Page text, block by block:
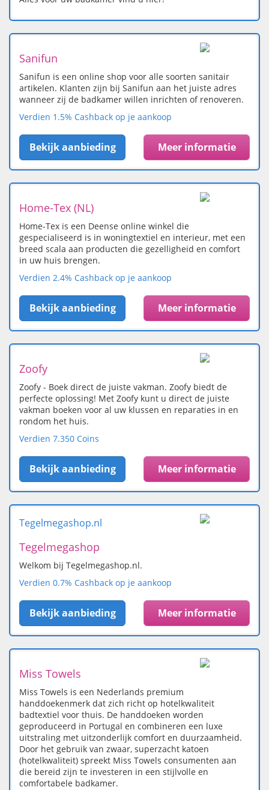
Sanifun
Sanifun is een online shop voor alle soorten sanitair
artikelen. Klanten zijn bij Sanifun aan het juiste adres
wanneer zij de badkamer willen inrichten of renoveren.
Verdien 1.5% Cashback op je aankoop
Bekijk aanbieding Meer informatie
Home-Tex (NL)
Home-Tex is een Deense online winkel die
gespecialiseerd is in woningtextiel en interieur, met een
breed scala aan producten die gezelligheid en comfort
in uw huis brengen.
Verdien 2.4% Cashback op je aankoop
Bekijk aanbieding Meer informatie
Zoofy
Zoofy - Boek direct de juiste vakman. Zoofy biedt de
perfecte oplossing! Met Zoofy kunt u direct de juiste
vakman boeken voor al uw klussen en reparaties in en
rondom het huis.
Verdien 7.350 Coins
Bekijk aanbieding Meer informatie
Tegelmegashop.nl
Tegelmegashop
Welkom bij Tegelmegashop.nl.
Verdien 0.7% Cashback op je aankoop
Bekijk aanbieding Meer informatie
Miss Towels
Miss Towels is een Nederlands premium
handdoekenmerk dat zich richt op hotelkwaliteit
badtextiel voor thuis. De handdoeken worden
geproduceerd in Portugal en combineren een luxe
uitstraling met uitzonderlijk comfort en duurzaamheid.
Door het gebruik van zwaar, superzacht katoen
(hotelkwaliteit) spreekt Miss Towels consumenten aan
die bereid zijn te investeren in een stijlvolle en
comfortabele badkamer.